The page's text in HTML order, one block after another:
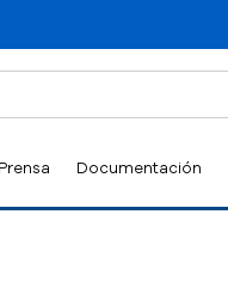
Documentación